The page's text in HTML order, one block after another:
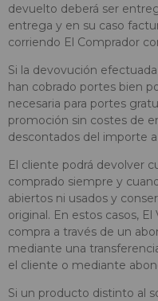
devuelto deberá ser
entrega y en su caso
corriendo El Comprador
Si la devovución
han cobrado portes bien
necesaria para portes
promoción sin costes de
descontados del importe
El cliente podrá devolver
comprado siempre y
abiertos ni usados y
original. En estos casos,
compra a través de un
mediante una
el cliente o mediante
Si un producto distinto al